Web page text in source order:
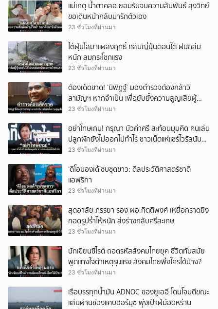
แม่เกตุ น้ำตาคลอ ยอมรับจบความสัมพันธ์ ลุงวิทย์
ขอเดินหน้ากลับมารักตัวเอง
23 ชั่วโมงที่ผ่านมา
ไต้ฝุ่นโลมาแผลงฤทธิ์ ถล่มญี่ปุ่นตอนใต้ ฝนถล่ม
หนัก ลมกระโชกแรง
23 ชั่วโมงที่ผ่านมา
ต้องเด็ดขาด! ‘นิพิฏฐ์’ มองตำรวจต้องกล้าวิ
สามัญฯ หากจำเป็น เพื่อยับยั้งความสูญเสียผู้
บริสุทธิ์
23 ชั่วโมงที่ผ่านมา
อย่าโทษเกม! กรุณา บัวคำศรี สะท้อนมุมคิด คนเล่น
ปลูกผักยังไม่ออกไปทำไร่ ชาวเน็ตแห่แชร์ไวรัลนับ
พัน
23 ชั่วโมงที่ผ่านมา
‘ดิโอมองเด้’ซบชุดขาว: ดีลประวัติศาสตร์ชาติ
แอฟริกา
23 ชั่วโมงที่ผ่านมา
สุดอาลัย ภรรยา รอง ผอ.กิตติพงศ์ เหยื่อกราดยิง
กอดรูปร่ำไห้หนัก ส่งร่างกลับศรีสะเกษ
23 ชั่วโมงที่ผ่านมา
นักเขียนซีไรต์ ถอดรหัสสังคมไทยยุค ชีวิตทันสมัย
พูดแทงใจดำเหตุรุนแรง สังคมไทยพึ่งใครได้บ้าง?
23 ชั่วโมงที่ผ่านมา
เรือบรรทุกน้ำมัน ADNOC ของยูเออี โดนโจมตีขณะ
แล่นผ่านช่องแคบฮอร์มุซ พุุ่งเป้าฝีมืออิหร่าน